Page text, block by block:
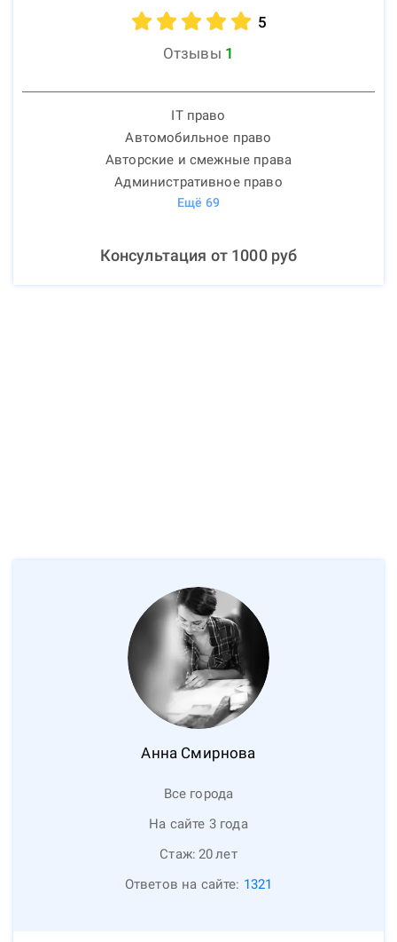
5
Отзывы 1
IT право
Автомобильное право
Авторские и смежные права
Административное право
Ещё 69
Консультация от 1000руб
Анна Смирнова
Все города
На сайте 3 года
Стаж: 20лет
Ответов на сайте: 1321